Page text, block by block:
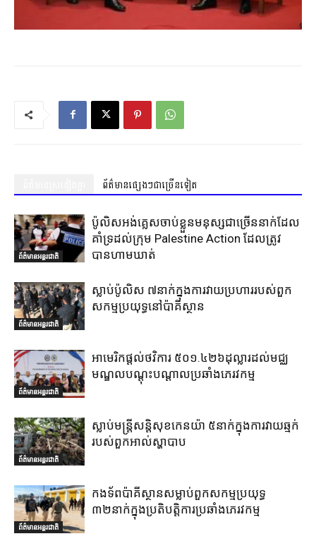
ព័ត៌មានផ្សេងៗជាច្រើនទៀត
ព័ត៌មានអន្តរជាតិ
ប៉ូលិសអង់គ្លេសចាប់ខ្លួនមនុស្សជាច្រើននាក់ដែល
គាំទ្រដល់ក្រុម Palestine Action ដែលត្រូវ
បានហាមឃាត់
ព័ត៌មានអន្តរជាតិ
ស្លាប់ប៉ូលិស ៧នាក់ក្នុងការវាយប្រហាររបស់ពួក
សកម្មប្រយុទ្ធនៅប៉ាគីស្ថាន
ព័ត៌មានអន្តរជាតិ
អាមេរិកផ្តល់ថវិការ ៥០១.៤២៦ដុល្លារដល់មជ្ឈ
មណ្ឌលបណ្តុះបណ្តាលប្រឆាំងភេរវកម្ម
ព័ត៌មានអន្តរជាតិ
ស្លាប់មន្ត្រីសន្តិសុខកេនយ៉ា ៥នាក់ក្នុងការវាយឆ្មក់
របស់ពួកអាល់ស្ហាបាប
ព័ត៌មានអន្តរជាតិ
កងទ័ពប៉ាគីស្ថានសម្លាប់ពួកសកម្មប្រយុទ្ធ
៣២នាក់ក្នុងប្រតិបត្តិការប្រឆាំងភេរវកម្ម